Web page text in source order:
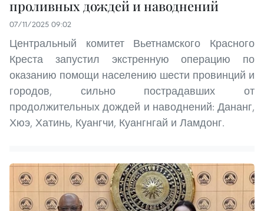
проливных дождей и наводнений
07/11/2025 09:02
Центральный комитет Вьетнамского Красного
Креста запустил экстренную операцию по
оказанию помощи населению шести провинций и
городов, сильно пострадавших от
продолжительных дождей и наводнений: Дананг,
Хюэ, Хатинь, Куангчи, Куангнгай и Ламдонг.